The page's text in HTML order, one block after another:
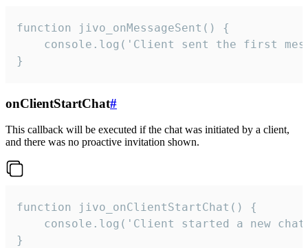
function jivo_onMessageSent() {
console.log('Client sent the first
}
onClientStartChat#
This callback will be executed if the chat was initiated by a client,
and there was no proactive invitation shown.
function jivo_onClientStartChat() {
console.log('Client started a new
}